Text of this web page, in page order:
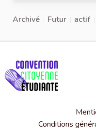
Archivé Futur actif
Conditions